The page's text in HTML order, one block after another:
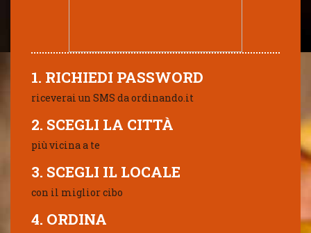
1. RICHIEDI PASSWORD
riceverai un SMS da ordinando.it
2. SCEGLI LA CITTÀ
più vicina a te
3. SCEGLI IL LOCALE
con il miglior cibo
4. ORDINA